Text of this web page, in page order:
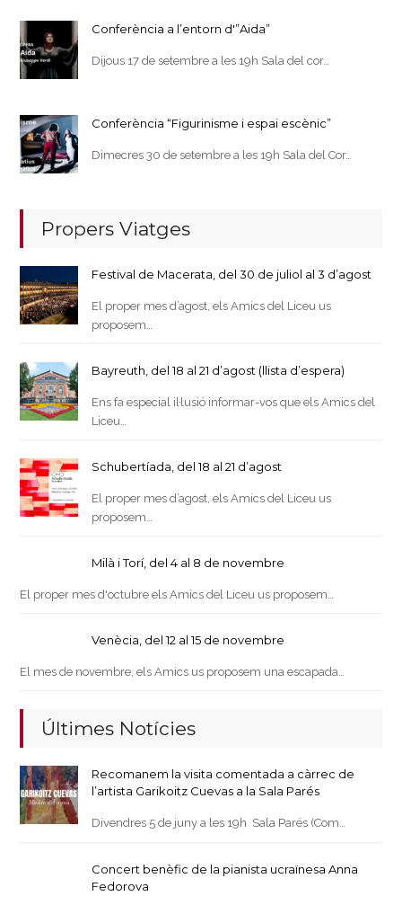
Conferència a l’entorn d'”Aida”
Dijous 17 de setembre a les 19h Sala del cor…
Conferència “Figurinisme i espai escènic”
Dimecres 30 de setembre a les 19h Sala del Cor…
Propers Viatges
Festival de Macerata, del 30 de juliol al 3 d’agost
El proper mes d’agost, els Amics del Liceu us
proposem…
Bayreuth, del 18 al 21 d’agost (llista d’espera)
Ens fa especial il·lusió informar-vos que els Amics del
Liceu…
Schubertíada, del 18 al 21 d’agost
El proper mes d’agost, els Amics del Liceu us
proposem…
Milà i Torí, del 4 al 8 de novembre
El proper mes d'octubre els Amics del Liceu us proposem…
Venècia, del 12 al 15 de novembre
El mes de novembre, els Amics us proposem una escapada…
Últimes Notícies
Recomanem la visita comentada a càrrec de
l’artista Garikoitz Cuevas a la Sala Parés
Divendres 5 de juny a les 19h Sala Parés (Com…
Concert benèfic de la pianista ucraïnesa Anna
Fedorova